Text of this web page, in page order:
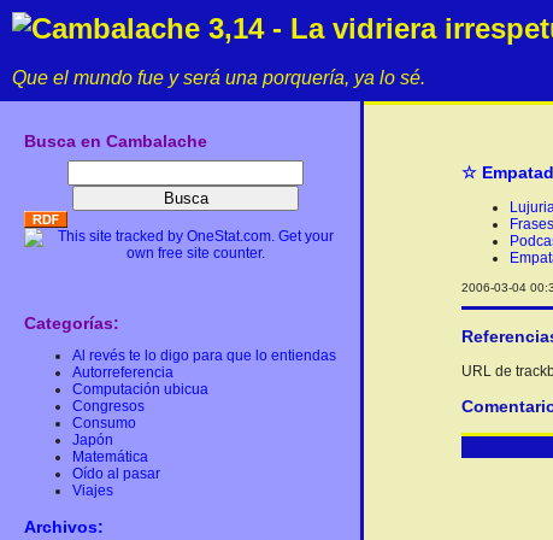
Cambalache 3,14 - La vidriera
Que el mundo fue y será una porquería, ya lo sé.
☆
2006-03-04
URL de
Busca en Cambalache
Categorías:
Al revés te lo digo para que lo entiendas
Autorreferencia
Computación ubicua
Congresos
Consumo
Japón
Matemática
Oído al pasar
Viajes
Archivos: